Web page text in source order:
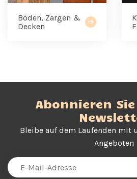
Böden, Zargen &
Decken
Abonnieren
Bleibe auf dem Laufenden mit
Angeboten